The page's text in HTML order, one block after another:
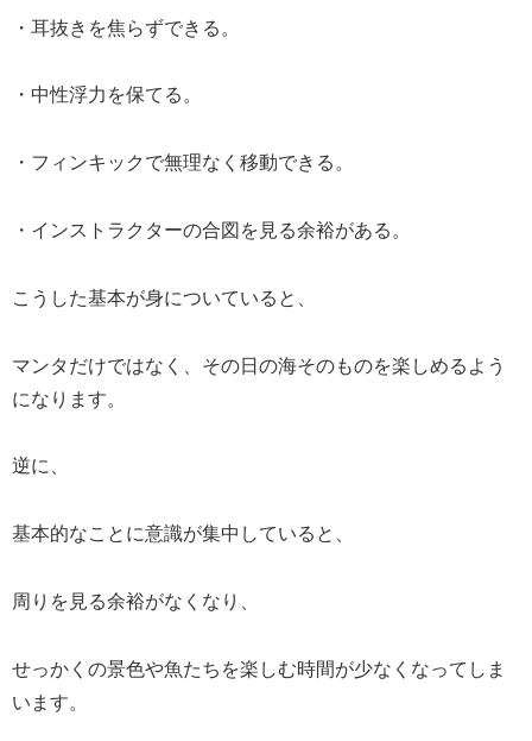
・耳抜きを焦らずできる。
・中性浮力を保てる。
・フィンキックで無理なく移動できる。
・インストラクターの合図を見る余裕がある。
こうした基本が身についていると、
マンタだけではなく、その日の海そのものを楽しめるよう
になります。
逆に、
基本的なことに意識が集中していると、
周りを見る余裕がなくなり、
せっかくの景色や魚たちを楽しむ時間が少なくなってしま
います。